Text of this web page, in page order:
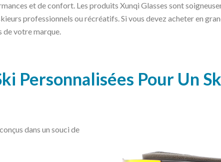
et de confort. Les produits Xunqi Glasses sont
professionnels ou récréatifs. Si vous devez acheter en
de votre marque.
Personnalisées Pour Un
dans un souci de